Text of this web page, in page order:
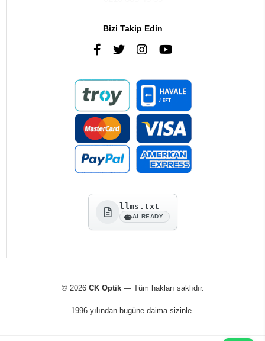
Bizi Takip Edin
llms.txt
AI READY
© 2026 CK Optik— Tüm hakları saklıdır.
1996 yılından bugüne daima sizinle.